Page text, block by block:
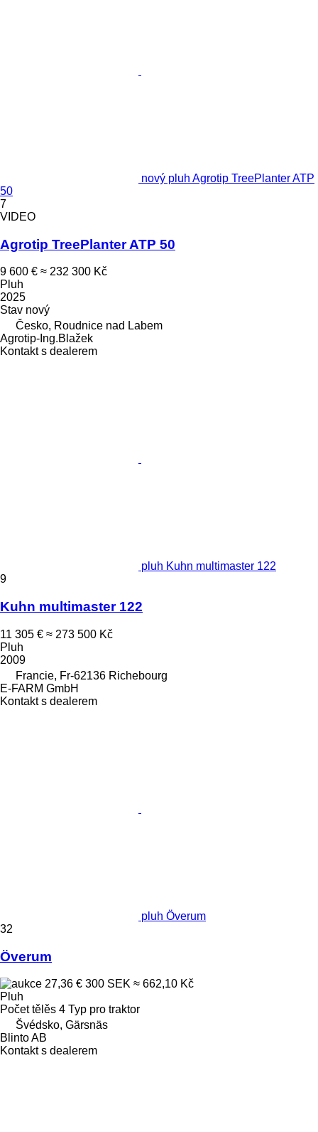
nový pluh Agrotip TreePlanter ATP
50
7
VIDEO
Agrotip TreePlanter ATP 50
9 600 € ≈ 232 300 Kč
Pluh
2025
Stav nový
Česko, Roudnice nad Labem
Agrotip-Ing.Blažek
Kontakt s dealerem
pluh Kuhn multimaster 122
9
Kuhn multimaster 122
11 305 € ≈ 273 500 Kč
Pluh
2009
Francie, Fr-62136 Richebourg
E-FARM GmbH
Kontakt s dealerem
pluh Överum
32
Överum
27,36 € 300 SEK ≈ 662,10 Kč
Pluh
Počet tělěs 4 Typ pro traktor
Švédsko, Gärsnäs
Blinto AB
Kontakt s dealerem